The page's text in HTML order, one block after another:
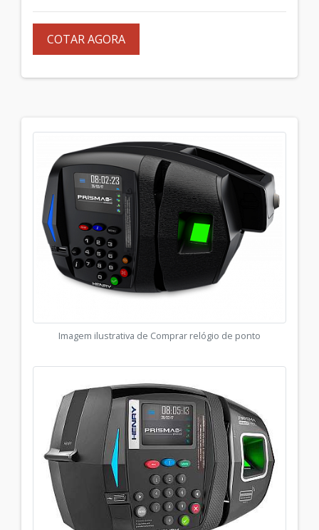
COTAR AGORA
Imagem ilustrativa de Comprar relógio de ponto